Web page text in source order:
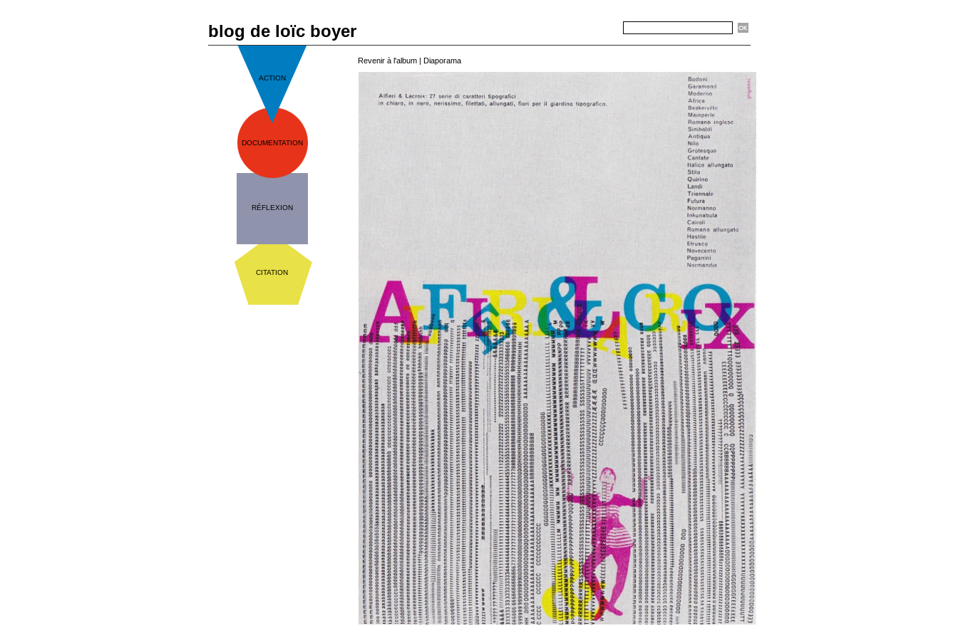
blog de loïc boyer
ACTION
DOCUMENTATION
RÉFLEXION
CITATION
Revenir à l'album | Diaporama